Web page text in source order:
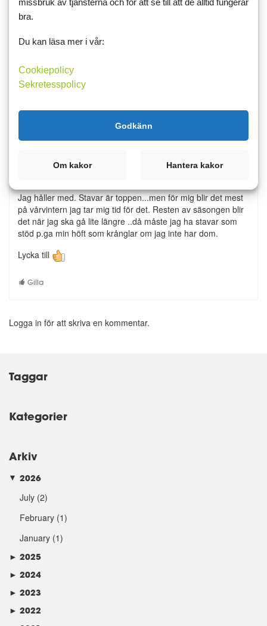
Johan
Jag håller med. Stavar är toppen...men för mig blir det mest
på vårvintern jag tar mig tid för det. Resten av säsongen blir
det när jag ska gå lite längre ..då måste jag ha stavar som
stöd p.ga min höft som krånglar om jag inte har dom.
Lycka till
Gilla
Logga in för att skriva en kommentar.
Taggar
Kategorier
Arkiv
► 2026
July (2)
February (1)
January (1)
► 2025
► 2024
► 2023
► 2022
missbruk av tjänsterna och för att se till att de alltid fungerar
bra.
Du kan läsa mer i vår:
Cookiepolicy
Sekretesspolicy
Godkänn
Om kakor Hantera kakor